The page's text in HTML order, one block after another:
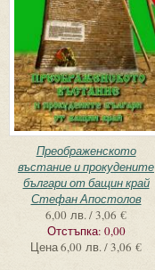
Преображенското
въстание и прокудените
българи от бащин край
Стефан Апостолов
6,00 лв. / 3,06 €
Отстъпка: 0,00
Цена6,00 лв. / 3,06 €